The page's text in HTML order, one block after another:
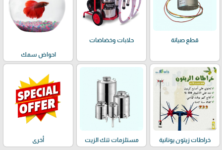
قطع صيانة حلابات وخضاضات
احواض سمك
خراطات زيتون يونانية مستلزمات تنك الزيت أخرى